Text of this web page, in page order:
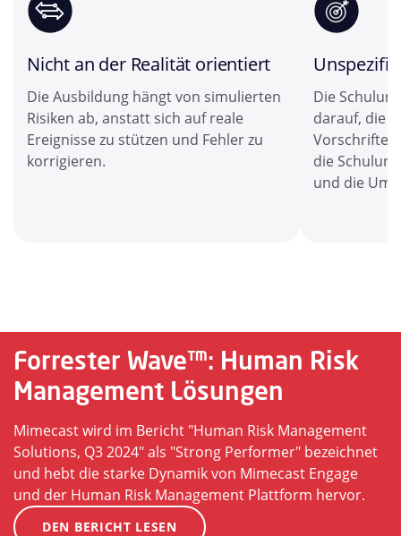
Nicht an der Realität orientiert
Die Ausbildung hängt von simulierten
Risiken ab, anstatt sich auf reale
Ereignisse zu stützen und Fehler zu
korrigieren.
Die
darauf, die
die
und die
Forrester Wave™: Human Risk
Management Lösungen
Mimecast wird im Bericht "Human Risk Management
Solutions, Q3 2024" als "Strong Performer" bezeichnet
und hebt die starke Dynamik von Mimecast Engage
und der Human Risk Management Plattform hervor.
DEN BERICHT LESEN